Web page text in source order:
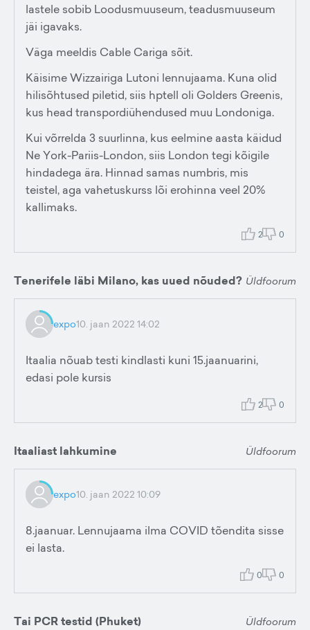
lastele sobib Loodusmuuseum, teadusmuuseum
jäi igavaks.
Väga meeldis Cable Cariga sõit.
Käisime Wizzairiga Lutoni lennujaama. Kuna olid
hilisõhtused piletid, siis hptell oli Golders Greenis,
kus head transpordiühendused muu Londoniga.
Kui võrrelda 3 suurlinna, kus eelmine aasta käidud
Ne York-Pariis-London, siis London tegi kõigile
hindadega ära. Hinnad samas numbris, mis
teistel, aga vahetuskurss lõi erohinna veel 20%
kallimaks.
2 0
Tenerifele läbi Milano, kas uued nõuded? Üldfoorum
expo10. jaan 2022 14:02
Itaalia nõuab testi kindlasti kuni 15.jaanuarini,
edasi pole kursis
2 0
Itaaliast lahkumine Üldfoorum
expo10. jaan 2022 10:09
8.jaanuar. Lennujaama ilma COVID tõendita sisse
ei lasta.
0 0
Tai PCR testid (Phuket) Üldfoorum